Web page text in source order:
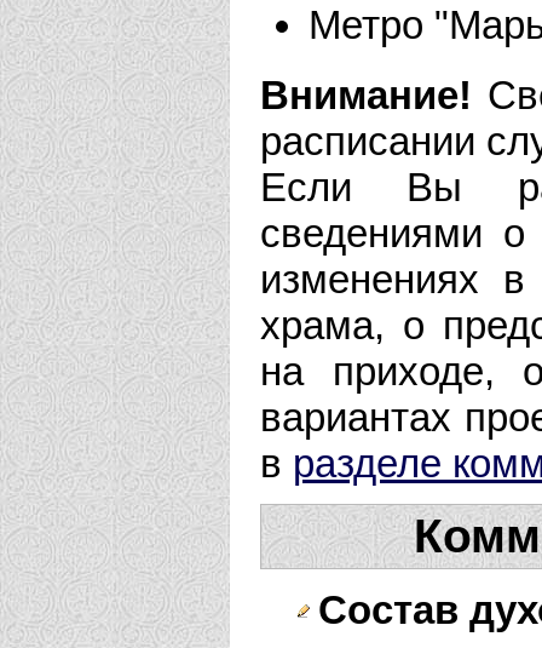
Метро
Внимание!
расписании
Если Вы
сведениями о
изменениях
храма, о
на приходе,
вариантах
в разделе
Состав